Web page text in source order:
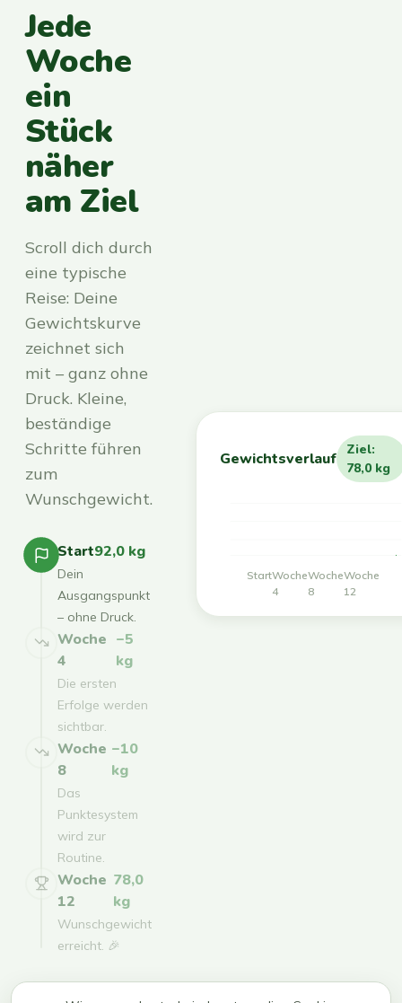
Jede
Woche
ein
Stück
näher
am Ziel
Scroll dich durch
eine typische
Reise: Deine
Gewichtskurve
zeichnet sich
mit – ganz ohne
Druck. Kleine,
beständige
Schritte führen
zum
Wunschgewicht.
Start92,0 kg
Dein
Ausgangspunkt
– ohne Druck.
Woche
4
−5
kg
Die ersten
Erfolge werden
sichtbar.
Woche
8
−10
kg
Das
Punktesystem
wird zur
Routine.
Woche
12
78,0
kg
Wunschgewicht
erreicht. 🎉
Gewichtsverlauf
Ziel:
78,0 kg
StartWoche
4
Woche
8
Woche
12